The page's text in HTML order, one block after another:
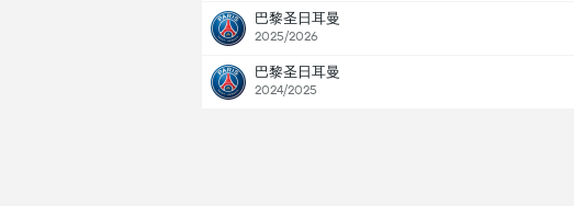
巴黎圣日耳曼
2025/2026
巴黎圣日耳曼
2024/2025